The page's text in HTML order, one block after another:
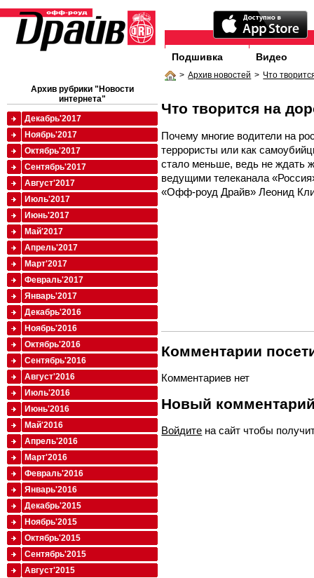
Подшивка Видео
> Архив новостей > Что
Что творится на
Почему многие водители на
террористы или как
стало меньше, ведь не ждать
ведущими телеканала
«Офф-роуд Драйв» Леонид
Комментарии
Комментариев нет
Новый
Войдите на сайт чтобы
Архив рубрики "Новости
интернета"
Декабрь'2017
Ноябрь'2017
Октябрь'2017
Сентябрь'2017
Август'2017
Июль'2017
Июнь'2017
Май'2017
Апрель'2017
Март'2017
Февраль'2017
Январь'2017
Декабрь'2016
Ноябрь'2016
Октябрь'2016
Сентябрь'2016
Август'2016
Июль'2016
Июнь'2016
Май'2016
Апрель'2016
Март'2016
Февраль'2016
Январь'2016
Декабрь'2015
Ноябрь'2015
Октябрь'2015
Сентябрь'2015
Август'2015